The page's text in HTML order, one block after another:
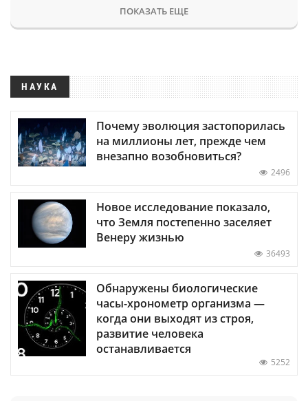
ПОКАЗАТЬ ЕЩЕ
НАУКА
Почему эволюция застопорилась
на миллионы лет, прежде чем
внезапно возобновиться?
2496
Новое исследование показало,
что Земля постепенно заселяет
Венеру жизнью
36493
Обнаружены биологические
часы-хронометр организма —
когда они выходят из строя,
развитие человека
останавливается
5252